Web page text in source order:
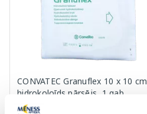
CONVATEC Granuflex 10 x 10 cm
hidrokoloīds pārsējs, 1 gab.